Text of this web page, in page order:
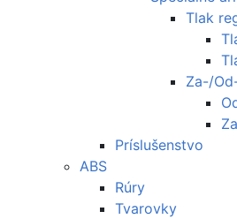
Tlak
Za-/
Príslušenstvo
ABS
Rúry
Tvarovky